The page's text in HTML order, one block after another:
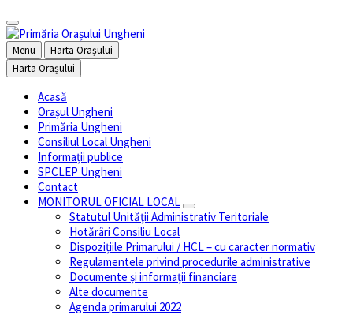
Menu
Harta Orașului
Harta Orașului
Acasă
Orașul Ungheni
Primăria Ungheni
Consiliul Local Ungheni
Informații publice
SPCLEP Ungheni
Contact
MONITORUL OFICIAL LOCAL
Statutul Unităţii Administrativ Teritoriale
Hotărâri Consiliu Local
Dispozițiile Primarului / HCL – cu caracter normativ
Regulamentele privind procedurile administrative
Documente și informații financiare
Alte documente
Agenda primarului 2022